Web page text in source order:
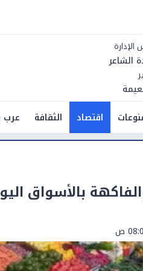
الشاعر
اقتصاد الثقافة عرب
بالأسواق اليوم